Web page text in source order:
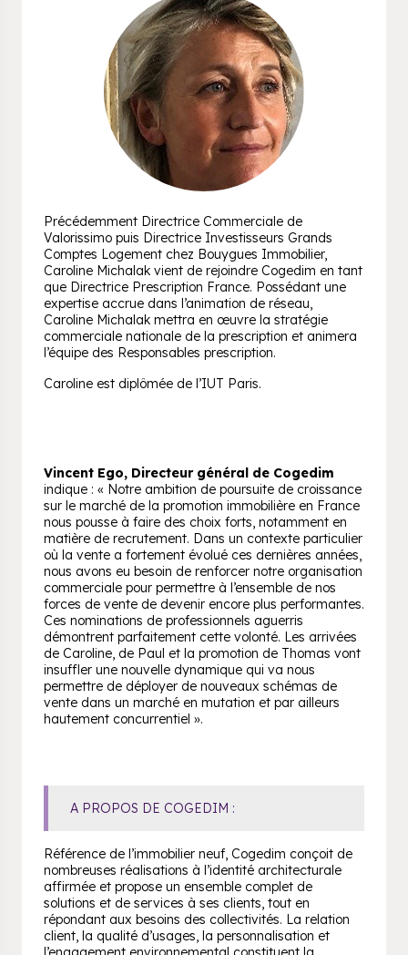
Précédemment Directrice Commerciale de
Valorissimo puis Directrice Investisseurs Grands
Comptes Logement chez Bouygues Immobilier,
Caroline Michalak vient de rejoindre Cogedim en tant
que Directrice Prescription France. Possédant une
expertise accrue dans l’animation de réseau,
Caroline Michalak mettra en œuvre la stratégie
commerciale nationale de la prescription et animera
l’équipe des Responsables prescription.
Caroline est diplômée de l’IUT Paris.
Vincent Ego, Directeur général de Cogedim
indique : « Notre ambition de poursuite de croissance
sur le marché de la promotion immobilière en France
nous pousse à faire des choix forts, notamment en
matière de recrutement. Dans un contexte particulier
où la vente a fortement évolué ces dernières années,
nous avons eu besoin de renforcer notre organisation
commerciale pour permettre à l’ensemble de nos
forces de vente de devenir encore plus performantes.
Ces nominations de professionnels aguerris
démontrent parfaitement cette volonté. Les arrivées
de Caroline, de Paul et la promotion de Thomas vont
insuffler une nouvelle dynamique qui va nous
permettre de déployer de nouveaux schémas de
vente dans un marché en mutation et par ailleurs
hautement concurrentiel ».
A PROPOS DE COGEDIM :
Référence de l’immobilier neuf, Cogedim conçoit de
nombreuses réalisations à l’identité architecturale
affirmée et propose un ensemble complet de
solutions et de services à ses clients, tout en
répondant aux besoins des collectivités. La relation
client, la qualité d’usages, la personnalisation et